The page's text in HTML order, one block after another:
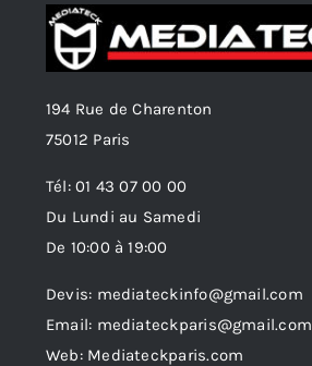
194 Rue de Charenton
75012 Paris
Tél: 01 43 07 00 00
Du Lundi au Samedi
De 10:00 à 19:00
Devis: mediateckinfo@gmail.com
Email: mediateckparis@gmail.com
Web: Mediateckparis.com